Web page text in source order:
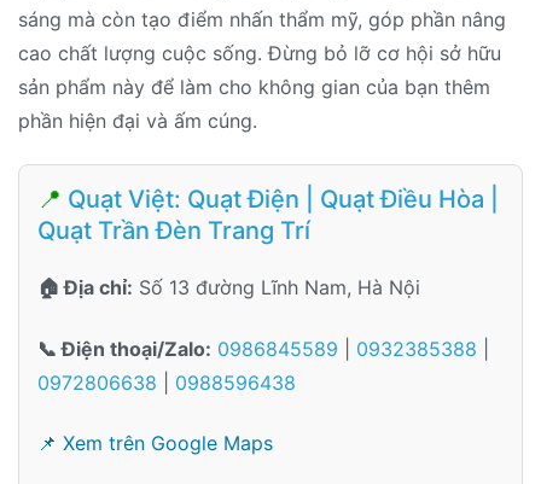
sáng mà còn tạo điểm nhấn thẩm mỹ, góp phần nâng
cao chất lượng cuộc sống. Đừng bỏ lỡ cơ hội sở hữu
sản phẩm này để làm cho không gian của bạn thêm
phần hiện đại và ấm cúng.
📍 Quạt Việt: Quạt Điện | Quạt Điều Hòa |
Quạt Trần Đèn Trang Trí
🏠 Địa chỉ: Số 13 đường Lĩnh Nam, Hà Nội
📞 Điện thoại/Zalo: 0986845589 0932385388
0972806638
0988596438
📌 Xem trên Google Maps